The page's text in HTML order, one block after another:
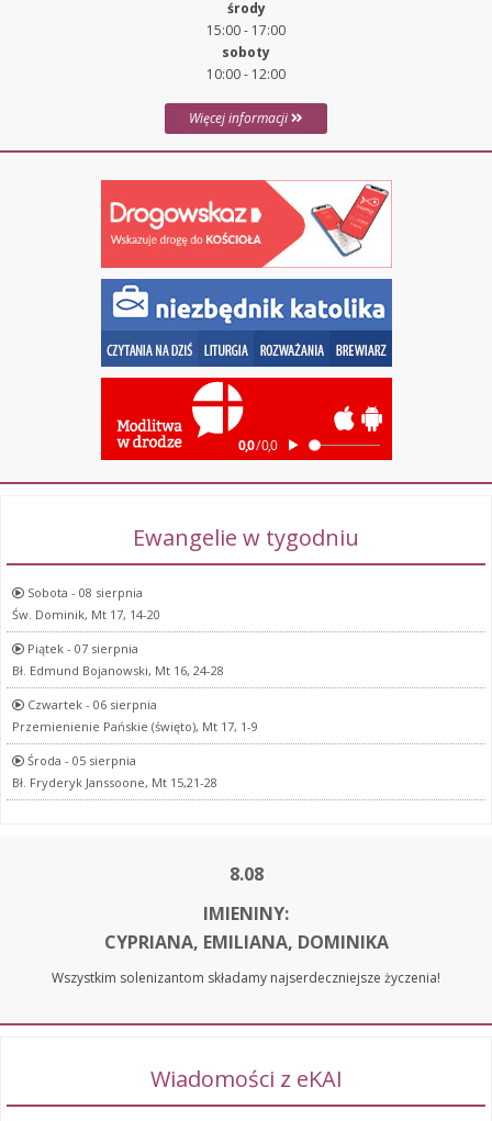
środy
15:00 - 17:00
soboty
10:00 - 12:00
Więcej informacji
Ewangelie w tygodniu
Sobota - 08 sierpnia
Św. Dominik, Mt 17, 14-20
Piątek - 07 sierpnia
Bł. Edmund Bojanowski, Mt 16, 24-28
Czwartek - 06 sierpnia
Przemienienie Pańskie (święto), Mt 17, 1-9
Środa - 05 sierpnia
Bł. Fryderyk Janssoone, Mt 15,21-28
8.08
IMIENINY:
CYPRIANA, EMILIANA, DOMINIKA
Wszystkim solenizantom składamy najserdeczniejsze życzenia!
Wiadomości z eKAI